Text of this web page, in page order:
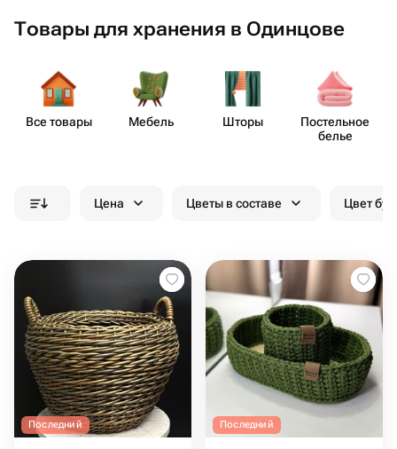
Товары для хранения в Одинцове
Все товары Мебель Шторы
Пост​ельное
белье
Цена Цветы в составе Цвет
Последний Последний